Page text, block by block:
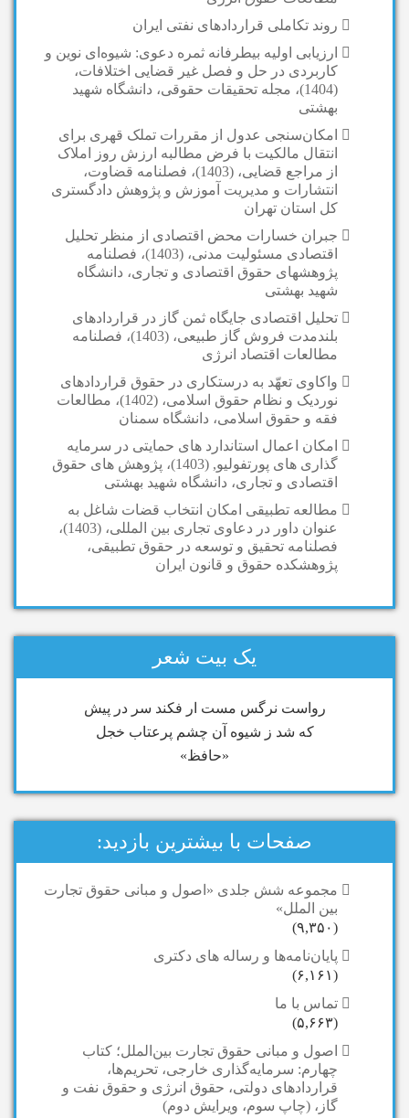
روند تکاملی قراردادهای نفتی ایران
ارزیابی اولیه بیطرفانه ثمره دعوی: شیوه‌ای نوین و
کاربردی در حل و فصل غیر قضایی اختلافات،
(1404)، مجله تحقیقات حقوقی، دانشگاه شهید
بهشتی
امکان‌سنجی عدول از مقررات تملک قهری برای
انتقال مالکیت با فرض مطالبه ارزش روز املاک
از مراجع قضایی، (1403)، فصلنامه قضاوت،
انتشارات و مدیریت آموزش و پژوهش دادگستری
کل استان تهران
جبران خسارات محض اقتصادی از منظر تحلیل
اقتصادی مسئولیت مدنی، (1403)، فصلنامه
پژوهشهای حقوق اقتصادی و تجاری، دانشگاه
شهید بهشتی
تحلیل اقتصادی جایگاه ثمن گاز در قراردادهای
بلندمدت فروش گاز طبیعی، (1403)، فصلنامه
مطالعات اقتصاد انرژی
واکاوی تعهّد به درستکاری در حقوق قراردادهای
نوردیک و نظام حقوق اسلامی، (1402)، مطالعات
فقه و حقوق اسلامی، دانشگاه سمنان
امکان اعمال استاندارد های حمایتی در سرمایه
گذاری های پورتفولیو, (1403)، پژوهش های حقوق
اقتصادی و تجاری، دانشگاه شهید بهشتی
مطالعه تطبیقی امکان انتخاب قضات شاغل به
عنوان داور در دعاوی تجاری بین المللی، (1403)،
فصلنامه تحقیق و توسعه در حقوق تطبیقی،
پژوهشکده حقوق و قانون ایران
یک بیت شعر
رواست نرگس مست ار فکند سر در پیش
که شد ز شیوه آن چشم پرعتاب خجل
«حافظ»
صفحات با بیشترین بازدید:
مجموعه شش جلدی «اصول و مبانی حقوق تجارت
بین الملل»
پایان‌نامه‌ها و رساله های دکتری
تماس با ما
اصول و مبانی حقوق تجارت بین‌الملل؛ کتاب
چهارم: سرمایه‌گذاری خارجی، تحریم‌ها،
قراردادهای دولتی، حقوق انرژی و حقوق نفت ‌و
گاز، (چاپ سوم، ویرایش دوم)